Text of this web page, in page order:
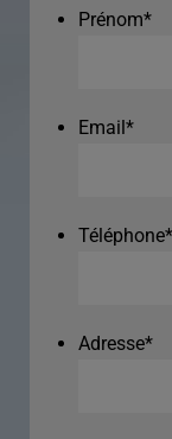
Prénom*
Email*
Téléphone*
Adresse*